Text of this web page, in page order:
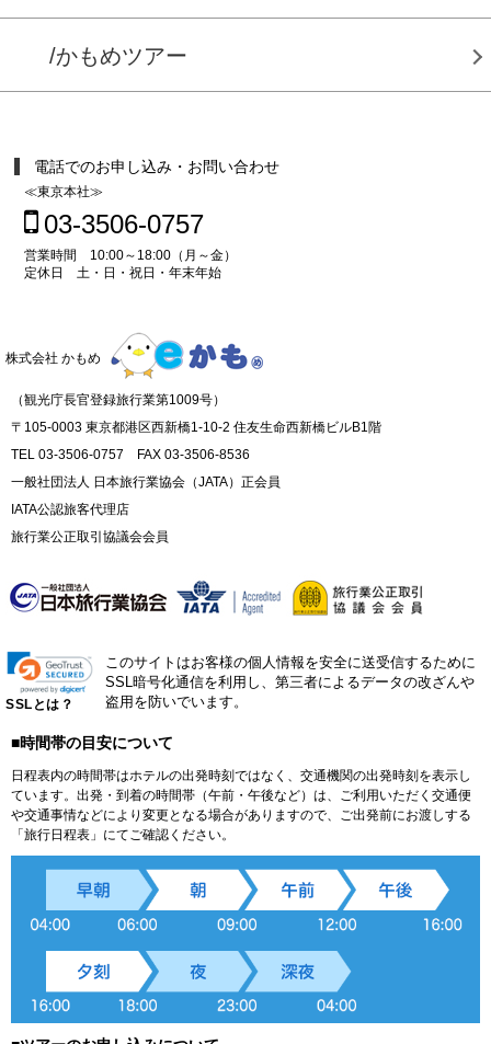
/かもめツアー
電話でのお申し込み・お問い合わせ
≪東京本社≫
03-3506-0757
営業時間 10:00～18:00（月～金）
定休日 土・日・祝日・年末年始
株式会社 かもめ
（観光庁長官登録旅行業第1009号）
〒105-0003 東京都港区西新橋1-10-2 住友生命西新橋ビルB1階
TEL 03-3506-0757 FAX 03-3506-8536
一般社団法人 日本旅行業協会（JATA）正会員
IATA公認旅客代理店
旅行業公正取引協議会会員
SSLとは？
このサイトはお客様の個人情報を安全に送受信するために
SSL暗号化通信を利用し、第三者によるデータの改ざんや
盗用を防いでいます。
■時間帯の目安について
日程表内の時間帯はホテルの出発時刻ではなく、交通機関の出発時刻を表示し
ています。出発・到着の時間帯（午前・午後など）は、ご利用いただく交通便
や交通事情などにより変更となる場合がありますので、ご出発前にお渡しする
「旅行日程表」にてご確認ください。